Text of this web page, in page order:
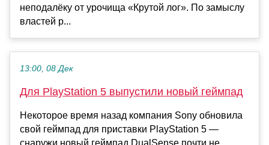
неподалёку от урочища «Крутой лог». По замыслу
властей р...
13:00, 08 Дек
Для PlayStation 5 выпустили новый геймпад
Некоторое время назад компания Sony обновила
свой геймпад для приставки PlayStation 5 —